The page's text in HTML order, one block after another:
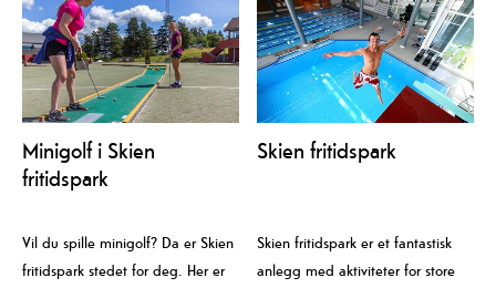
Minigolf i Skien
fritidspark
Vil du spille minigolf? Da er Skien
fritidspark stedet for deg. Her er
Skien fritidspark
Skien fritidspark er et fantastisk
anlegg med aktiviteter for store